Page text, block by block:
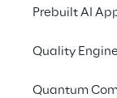
Prebuilt AI
Quality
Quantum